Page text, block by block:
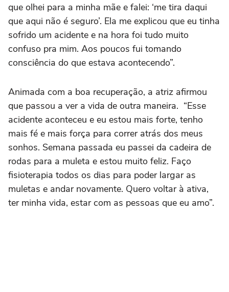
que olhei para a minha mãe e falei: ‘me tira daqui
que aqui não é seguro’. Ela me explicou que eu tinha
sofrido um acidente e na hora foi tudo muito
confuso pra mim. Aos poucos fui tomando
consciência do que estava acontecendo”.
Animada com a boa recuperação, a atriz afirmou
que passou a ver a vida de outra maneira. “Esse
acidente aconteceu e eu estou mais forte, tenho
mais fé e mais força para correr atrás dos meus
sonhos. Semana passada eu passei da cadeira de
rodas para a muleta e estou muito feliz. Faço
fisioterapia todos os dias para poder largar as
muletas e andar novamente. Quero voltar à ativa,
ter minha vida, estar com as pessoas que eu amo”.